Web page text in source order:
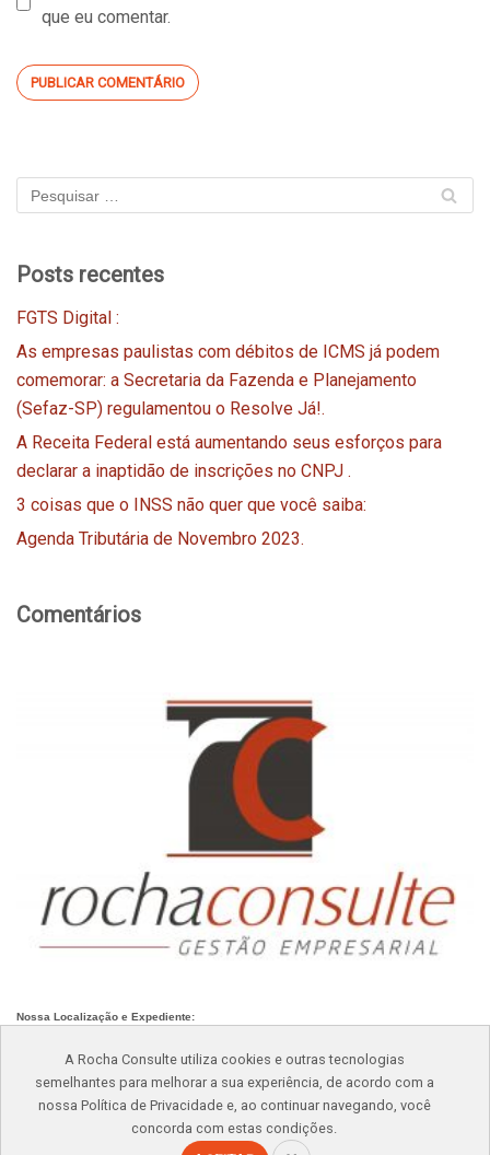
A Rocha Consulte utiliza cookies e outras tecnologias
semelhantes para melhorar a sua experiência, de acordo com a
nossa Política de Privacidade e, ao continuar navegando, você
concorda com estas condições.
que eu comentar.
Posts recentes
FGTS Digital :
As empresas paulistas com débitos de ICMS já podem
comemorar: a Secretaria da Fazenda e Planejamento
(Sefaz-SP) regulamentou o Resolve Já!.
A Receita Federal está aumentando seus esforços para
declarar a inaptidão de inscrições no CNPJ .
3 coisas que o INSS não quer que você saiba:
Agenda Tributária de Novembro 2023.
Comentários
Nossa Localização e Expediente:
Telefone: (11)4232-8701
rochaconsulte@rochaconsulte.com.br